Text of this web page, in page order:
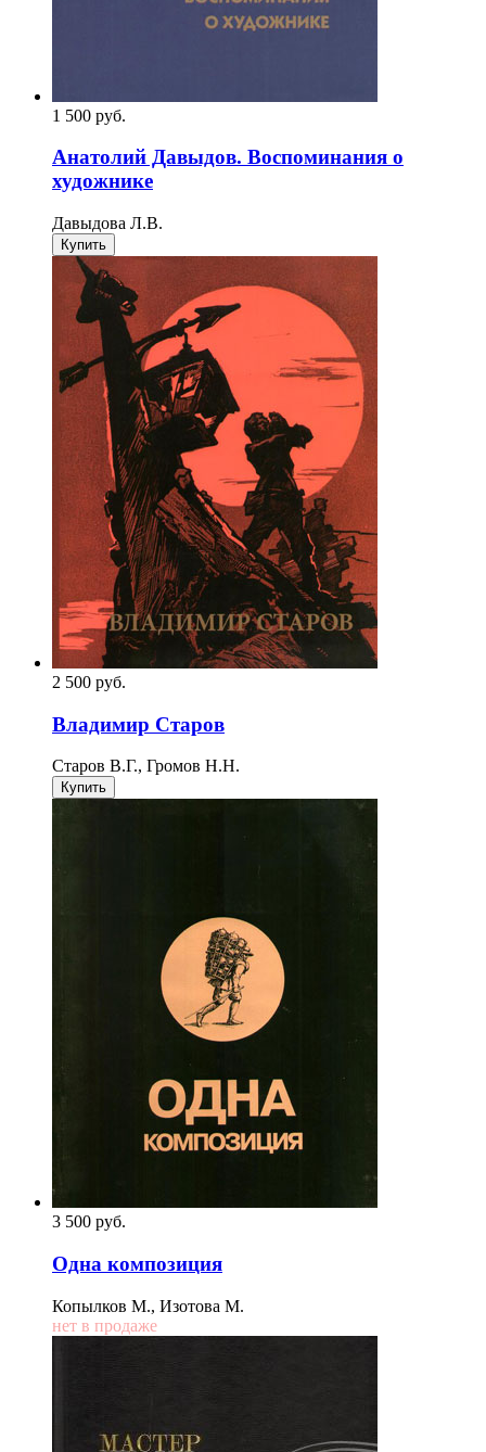
1 500 pуб.
Анатолий Давыдов. Воспоминания о
художнике
Давыдова Л.В.
Купить
2 500 pуб.
Владимир Старов
Старов В.Г., Громов Н.Н.
Купить
3 500 pуб.
Одна композиция
Копылков М., Изотова М.
нет в продаже